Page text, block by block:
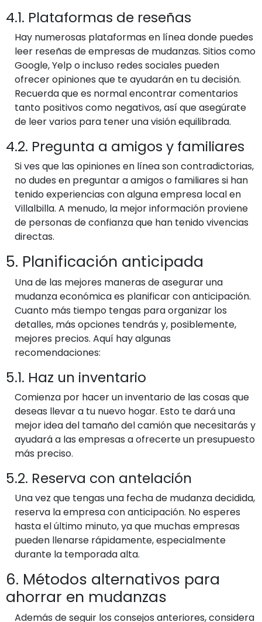
4.1. Plataformas de reseñas
Hay numerosas plataformas en línea donde puedes
leer reseñas de empresas de mudanzas. Sitios como
Google, Yelp o incluso redes sociales pueden
ofrecer opiniones que te ayudarán en tu decisión.
Recuerda que es normal encontrar comentarios
tanto positivos como negativos, así que asegúrate
de leer varios para tener una visión equilibrada.
4.2. Pregunta a amigos y familiares
Si ves que las opiniones en línea son contradictorias,
no dudes en preguntar a amigos o familiares si han
tenido experiencias con alguna empresa local en
Villalbilla. A menudo, la mejor información proviene
de personas de confianza que han tenido vivencias
directas.
5. Planificación anticipada
Una de las mejores maneras de asegurar una
mudanza económica es planificar con anticipación.
Cuanto más tiempo tengas para organizar los
detalles, más opciones tendrás y, posiblemente,
mejores precios. Aquí hay algunas
recomendaciones:
5.1. Haz un inventario
Comienza por hacer un inventario de las cosas que
deseas llevar a tu nuevo hogar. Esto te dará una
mejor idea del tamaño del camión que necesitarás y
ayudará a las empresas a ofrecerte un presupuesto
más preciso.
5.2. Reserva con antelación
Una vez que tengas una fecha de mudanza decidida,
reserva la empresa con anticipación. No esperes
hasta el último minuto, ya que muchas empresas
pueden llenarse rápidamente, especialmente
durante la temporada alta.
6. Métodos alternativos para
ahorrar en mudanzas
Además de seguir los consejos anteriores, considera